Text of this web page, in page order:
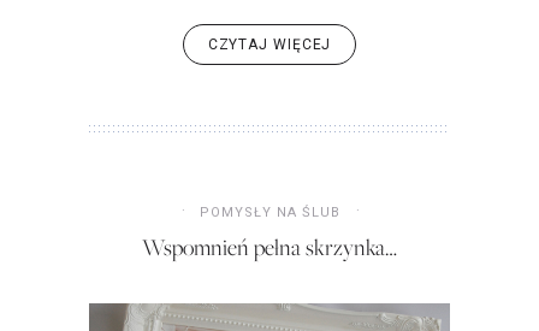
CZYTAJ WIĘCEJ
POMYSŁY NA ŚLUB
Wspomnień pełna skrzynka…